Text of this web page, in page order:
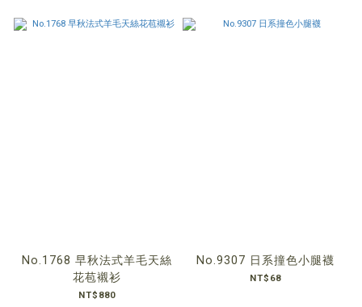
No.1768 早秋法式羊毛天絲
花苞襯衫
NT$880
No.9307 日系撞色小腿襪
NT$68